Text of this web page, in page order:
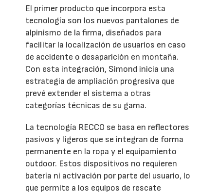
El primer producto que incorpora esta
tecnología son los nuevos pantalones de
alpinismo de la firma, diseñados para
facilitar la localización de usuarios en caso
de accidente o desaparición en montaña.
Con esta integración, Simond inicia una
estrategia de ampliación progresiva que
prevé extender el sistema a otras
categorías técnicas de su gama.
La tecnología RECCO se basa en reflectores
pasivos y ligeros que se integran de forma
permanente en la ropa y el equipamiento
outdoor. Estos dispositivos no requieren
batería ni activación por parte del usuario, lo
que permite a los equipos de rescate